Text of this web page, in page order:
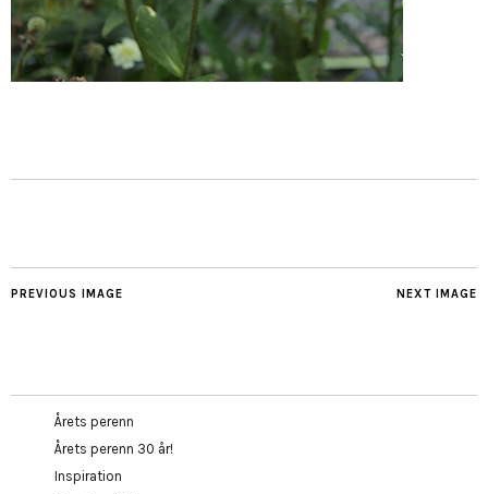
NEXT IMAGE
PREVIOUS IMAGE
Årets perenn
Årets perenn 30 år!
Inspiration